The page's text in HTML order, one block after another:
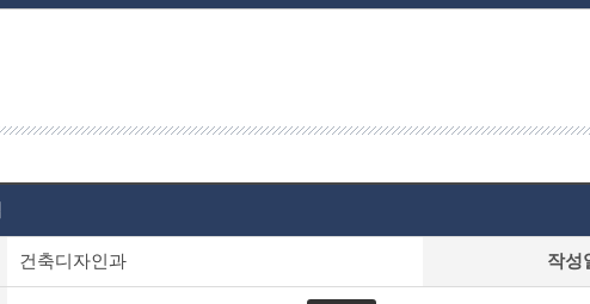
건축디자인과 작성